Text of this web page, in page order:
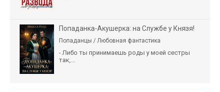
Попаданка-Акушерка: на Службе у Князя!
Попаданцы / Любовная фантастика
- Либо ты принимаешь роды у моей сестры
так,...